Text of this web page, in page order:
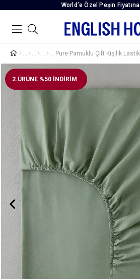
World’e Özel Peşin Fiyatına
2.ÜRÜNE %50 İNDİRİM